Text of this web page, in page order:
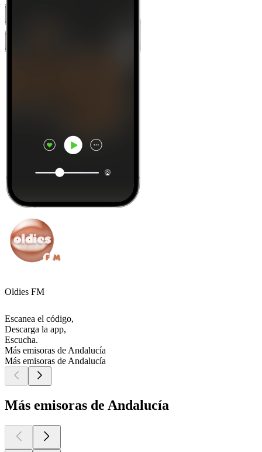
Oldies FM
Escanea el código,
Descarga la app,
Escucha.
Más emisoras de Andalucía
Más emisoras de Andalucía
Más emisoras de Andalucía